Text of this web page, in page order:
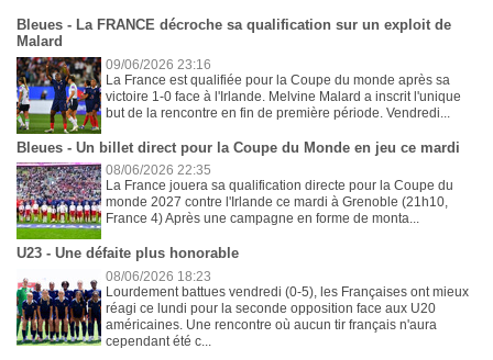
Bleues - La FRANCE décroche sa qualification sur un exploit de
Malard
09/06/2026 23:16
La France est qualifiée pour la Coupe du monde après sa
victoire 1-0 face à l'Irlande. Melvine Malard a inscrit l'unique
but de la rencontre en fin de première période. Vendredi...
Bleues - Un billet direct pour la Coupe du Monde en jeu ce mardi
08/06/2026 22:35
La France jouera sa qualification directe pour la Coupe du
monde 2027 contre l'Irlande ce mardi à Grenoble (21h10,
France 4) Après une campagne en forme de monta...
U23 - Une défaite plus honorable
08/06/2026 18:23
Lourdement battues vendredi (0-5), les Françaises ont mieux
réagi ce lundi pour la seconde opposition face aux U20
américaines. Une rencontre où aucun tir français n'aura
cependant été c...